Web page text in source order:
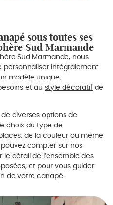
sous toutes ses
Sud Marmande
Sud Marmande, nous
personnaliser intégralement
modèle unique,
et au style décoratif de
diverses options de
choix du type de
de la couleur ou même
compter sur nos
détail de l’ensemble des
et pour vous guider
de votre canapé.